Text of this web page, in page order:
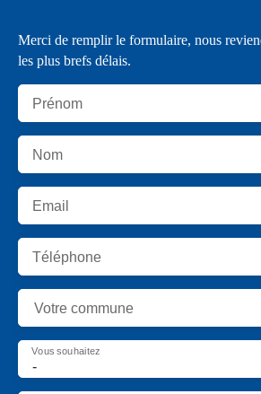
Merci de remplir le formulaire, nous
les plus brefs délais.
Prénom
Nom
Email
Téléphone
Votre commune
-
Vous souhaitez